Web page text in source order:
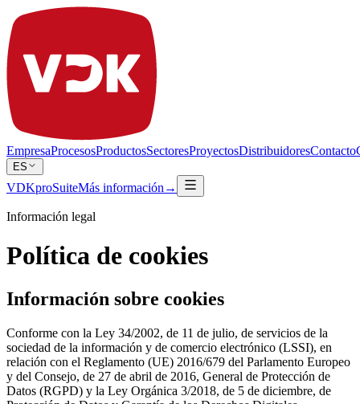
EmpresaProcesosProductosSectoresProyectosDistribuidoresContacto
ES
VDKproSuiteMás información →
Información legal
Política de cookies
Información sobre cookies
Conforme con la Ley 34/2002, de 11 de julio, de servicios de la
sociedad de la información y de comercio electrónico (LSSI), en
relación con el Reglamento (UE) 2016/679 del Parlamento Europeo
y del Consejo, de 27 de abril de 2016, General de Protección de
Datos (RGPD) y la Ley Orgánica 3/2018, de 5 de diciembre, de